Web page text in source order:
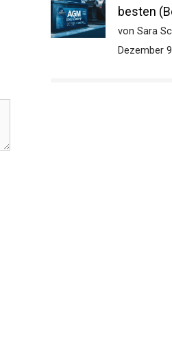
besten
von Sara
Dezember